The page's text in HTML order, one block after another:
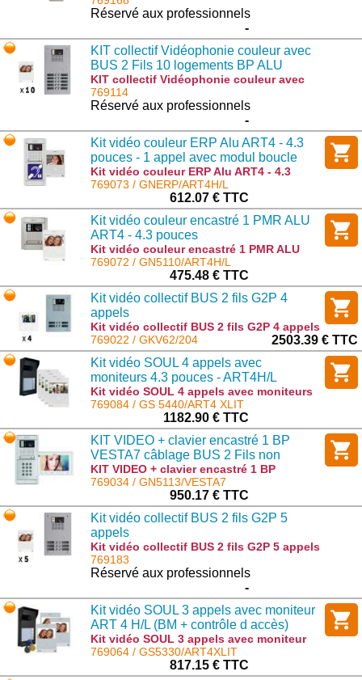
Réservé aux professionnels
-
KIT collectif Vidéophonie couleur avec
BUS 2 Fils 10 logements BP ALU
encastré
KIT collectif Vidéophonie couleur avec
BUS 2 Fils 10 logements BP ALU encastré
: GKV G2P/210
769114
Réservé aux professionnels
-
Kit vidéo couleur ERP Alu ART4 - 4.3
pouces - 1 appel avec modul boucle
magnétique
Kit vidéo couleur ERP Alu ART4 - 4.3
pouces - 1 appel avec modul boucle
magnétique : GNERP/ART4H/L
769073 / GNERP/ART4H/L
612.07 € TTC
Kit vidéo couleur encastré 1 PMR ALU
ART4 - 4.3 pouces
Kit vidéo couleur encastré 1 PMR ALU
ART4 - 4.3 pouces : GN5110/ART4H/L
769072 / GN5110/ART4H/L
475.48 € TTC
Kit vidéo collectif BUS 2 fils G2P 4
appels
Kit vidéo collectif BUS 2 fils G2P 4 appels
: GKV62/204
769022 / GKV62/204
2503.39 € TTC
Kit vidéo SOUL 4 appels avec
moniteurs 4.3 pouces - ART4H/L
(contrôle des accès par badges)
Kit vidéo SOUL 4 appels avec moniteurs
4.3 pouces - ART4H/L (contrôle des
accès par badges) : GS 5440/ART4 XLIT
769084 / GS 5440/ART4 XLIT
1182.90 € TTC
KIT VIDEO + clavier encastré 1 BP
VESTA7 câblage BUS 2 Fils non
Polarisés
KIT VIDEO + clavier encastré 1 BP
VESTA7 câblage BUS 2 Fils non Polarisés
: GN5113/VESTA7
769034 / GN5113/VESTA7
950.17 € TTC
Kit vidéo collectif BUS 2 fils G2P 5
appels
Kit vidéo collectif BUS 2 fils G2P 5 appels
: GKV G2P/205
769183
Réservé aux professionnels
-
Kit vidéo SOUL 3 appels avec moniteur
ART 4 H/L (BM + contrôle d accès)
Kit vidéo SOUL 3 appels avec moniteur
ART 4 H/L (BM + contrôle d accès) :
GS5330/ART4XLIT
769064 / GS5330/ART4XLIT
817.15 € TTC